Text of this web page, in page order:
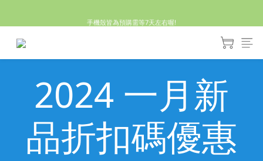
手機殼皆為預購需等7天左右喔!
2024 一月新
品折扣碼優惠